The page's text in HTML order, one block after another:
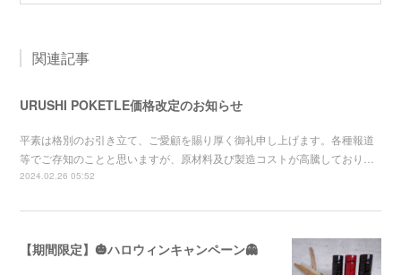
関連記事
URUSHI POKETLE価格改定のお知らせ
平素は格別のお引き立て、ご愛顧を賜り厚く御礼申し上げます。各種報道
等でご存知のことと思いますが、原材料及び製造コストが高騰しており…
2024.02.26 05:52
【期間限定】🎃ハロウィンキャンペーン👻